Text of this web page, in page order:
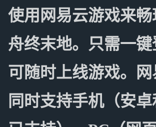
使用网易云游戏来
舟终末地。只需一
可随时上线游戏。
同时支持手机（安